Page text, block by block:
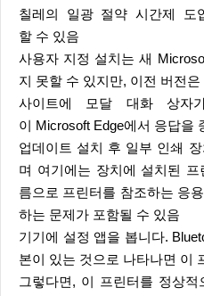
칠레의 일광 절약 시간제 도
할 수 있음
사용자 지정 설치는 새
지 못할 수 있지만, 이전 버전
사이트에 모달 대화 상
이 Microsoft Edge에서 응답을
업데이트 설치 후 일부 인쇄
며 여기에는 장치에 설치된 프
름으로 프린터를 참조하는 응
하는 문제가 포함될 수 있음
기기에 설정 앱을 봅니다.
본이 있는 것으로 나타나면 이
그렇다면, 이 프린터를 정상